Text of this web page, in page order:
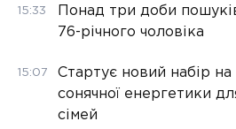
15:33
Понад три доби
76-річного чоловіка
15:07
Стартує новий набір на
сонячної енергетики
сімей